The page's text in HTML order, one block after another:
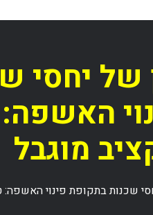
של יחסי
מוגבל
שכנות בתקופת פינוי